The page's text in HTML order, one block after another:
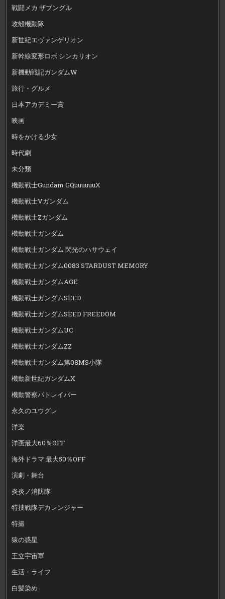
戦闘メカ ザブングル
攻殻機動隊
新世紀エヴァンゲリオン
新幹線変形ロボ シンカリオン
新機動戦記ガンダムW
旅行・グルメ
日本アカデミー賞
映画
時をかける少女
時代劇
未分類
機動戦士Gundam GQuuuuuuX
機動戦士Vガンダム
機動戦士Zガンダム
機動戦士ガンダム
機動戦士ガンダム 閃光のハサウェイ
機動戦士ガンダム0083 STARDUST MEMORY
機動戦士ガンダムAGE
機動戦士ガンダムSEED
機動戦士ガンダムSEED FREEDOM
機動戦士ガンダムUC
機動戦士ガンダムZZ
機動戦士ガンダム第08MS小隊
機動新世紀ガンダムX
機動警察パトレイバー
永久のユウグレ
洋楽
洋画最大60％OFF
海外ドラマ 最大50％OFF
演劇・舞台
炎炎ノ消防隊
特捜戦隊デカレンジャー
特撮
猿の惑星
王立宇宙軍
生活・ライフ
白髪染め